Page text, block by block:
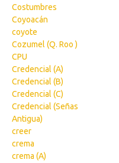
Costumbres
Coyoacán
coyote
Cozumel (Q. Roo )
CPU
Credencial (A)
Credencial (B)
Credencial (C)
Credencial (Señas
Antigua)
creer
crema
crema (A)